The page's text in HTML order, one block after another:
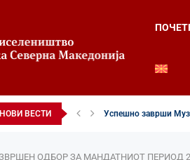
ВЕСТИ
ОДБОР ЗА МАНДАТНИОТ ПЕРИОД